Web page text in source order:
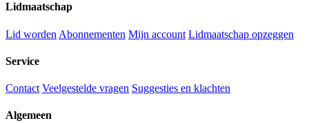
Lidmaatschap
Lid worden Abonnementen Mijn account Lidmaatschap opzeggen
Service
Contact Veelgestelde vragen Suggesties en klachten
Algemeen